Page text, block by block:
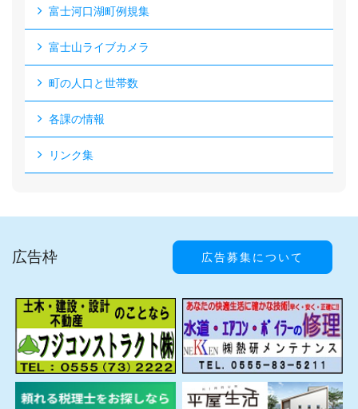
富士河口湖町例規集
富士山ライブカメラ
町の人口と世帯数
各課の情報
リンク集
広告枠 広告募集について